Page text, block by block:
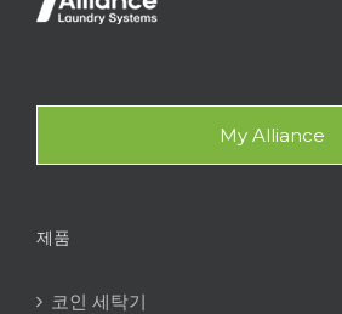
My Alliance
제품
코인 세탁기